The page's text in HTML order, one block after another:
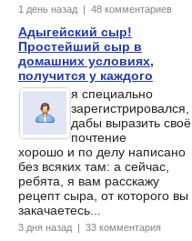
1 день назад | 48 комментариев
Адыгейский сыр!
Простейший сыр в
домашних условиях,
получится у каждого
я специально
зарегистрировался,
дабы выразить своё
почтение
хорошо и по делу написано
без всяких там: а сейчас,
ребята, я вам расскажу
рецепт сыра, от которого вы
закачаетесь...
3 дня назад | 33 комментария